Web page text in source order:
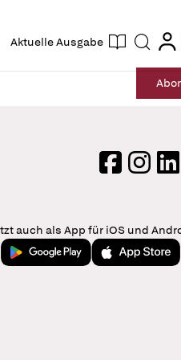
Aktuelle Ausgabe Suche
login
Abo
FacebookInstagram
auch als App für iOS und
Jetzt bei Google PlayLaden im App